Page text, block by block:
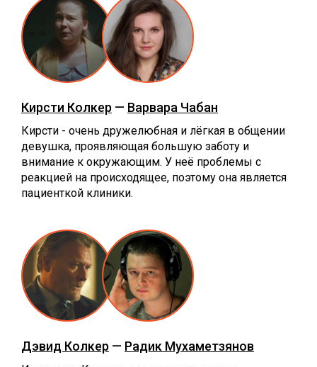
Кирсти Колкер — Варвара Чабан
Кирсти - очень дружелюбная и лёгкая в общении
девушка, проявляющая большую заботу и
внимание к окружающим. У неё проблемы с
реакцией на происходящее, поэтому она является
пациенткой клиники.
Дэвид Колкер — Радик Мухаметзянов